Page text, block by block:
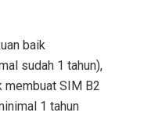
baik
sudah 1 tahun),
SIM B2
1 tahun